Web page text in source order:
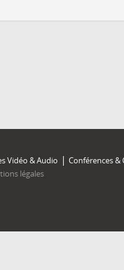
Vidéo & Audio
Conférences &
légales